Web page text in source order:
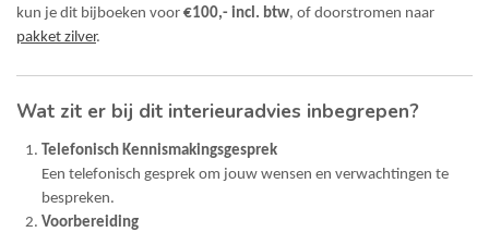
kun je dit bijboeken voor €100,- incl. btw, of doorstromen naar
pakket zilver.
Wat zit er bij dit interieuradvies inbegrepen?
Telefonisch Kennismakingsgesprek
Een telefonisch gesprek om jouw wensen en verwachtingen te
bespreken.
Voorbereiding